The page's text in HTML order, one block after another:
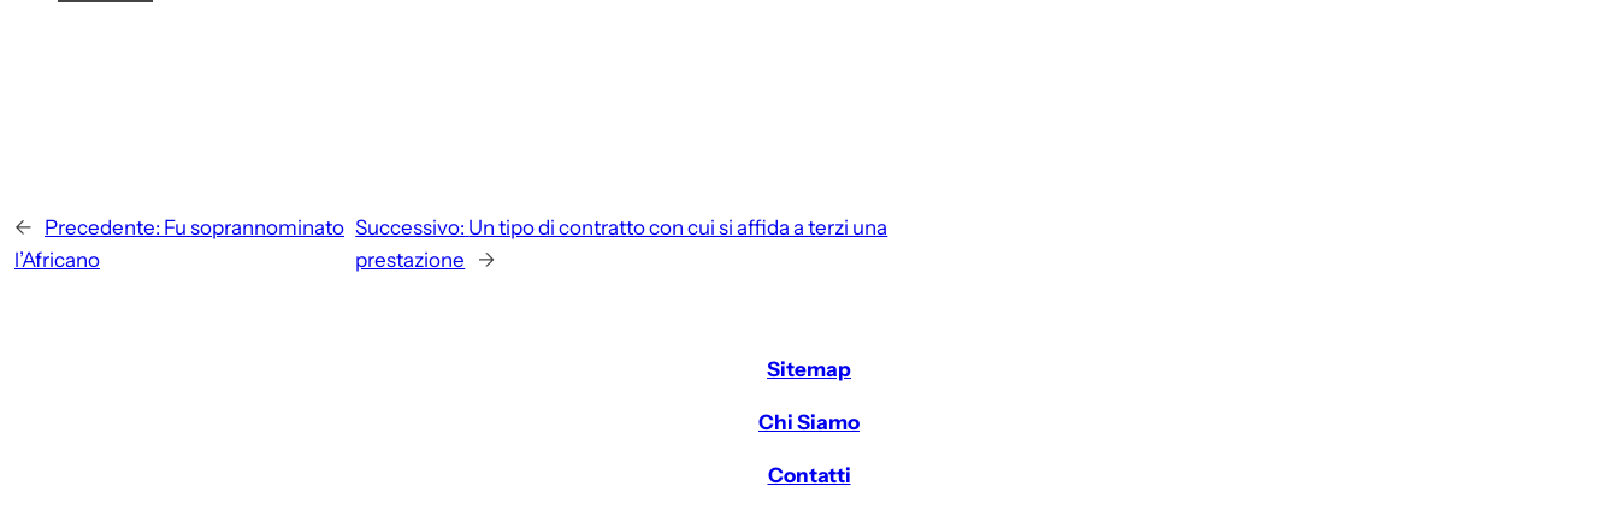
← Precedente: Fu soprannominato
l’Africano
Successivo: Un tipo di contratto con cui si affida a terzi una
prestazione
→
Sitemap
Chi Siamo
Contatti